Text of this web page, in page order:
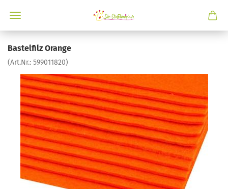
Bastelfilz Orange
(Art.Nr.: 599011820)